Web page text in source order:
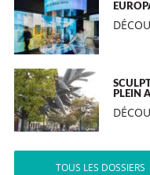
PLEIN
TOUS LES DOSSIERS